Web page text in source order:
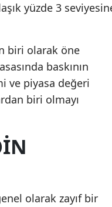
yüzde 3
biri olarak öne
baskının
ve piyasa değeri
biri olmayı
olarak zayıf bir